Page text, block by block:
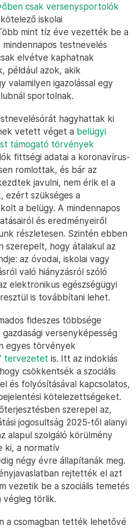
csak versenysportolók
iskolai
mint tíz éve vezették be a
mindennapos testnevelés
elvétve kaphatnak
például azok, akik
valamilyen igazolással egy
sportolnak.
hagyhattak ki
vetett véget a belügyi
támogató törvények
fittségi adatai a koronavírus-
romlottak, és bár az
javulni, nem érik el a
ezért szükséges a
a belügy. A mindennapos
és eredményeiről
részletesen. Szintén ebben
szerepelt, hogy átalakul az
az óvodai, iskolai vagy
való hiányzásról szóló
elektronikus egészségügyi
is továbbítani lehet.
fideszes többsége
gazdasági versenyképesség
egyes törvények
tervezetet is. Itt az indoklás
csökkentsék a szociális
és folyósításával kapcsolatos,
kötelezettségeket.
szerepel az,
jogosultság 2025-től alanyi
alapul szolgáló körülmény
ki, a normatív
négy évre állapítanák meg.
rejtették el azt
vezetik be a szociális temetés
végleg törlik.
a csomagban tették lehetővé